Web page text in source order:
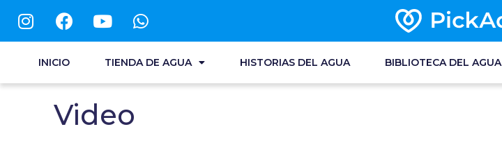
INICIO TIENDA DE AGUA HISTORIAS DEL AGUA BIBLIOTECA DEL AGUA
Video